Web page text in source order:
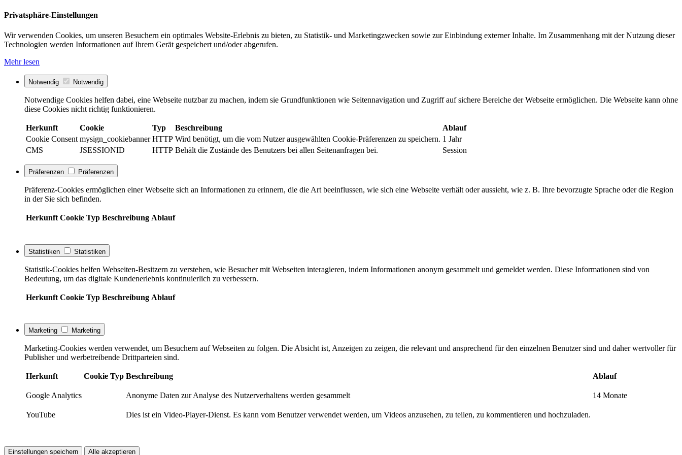
Privatsphäre-Einstellungen
Wir verwenden Cookies, um unseren Besuchern ein optimales Website-Erlebnis zu bieten, zu Statistik- und Marketingzwecken sowie zur Einbindung externer Inhalte. Im Zusammenhang mit der Nutzung dieser
Technologien werden Informationen auf Ihrem Gerät gespeichert und/oder abgerufen.
Mehr lesen
Notwendig Notwendig
Notwendige Cookies helfen dabei, eine Webseite nutzbar zu machen, indem sie Grundfunktionen wie Seitennavigation und Zugriff auf sichere Bereiche der Webseite ermöglichen. Die Webseite kann ohne
diese Cookies nicht richtig funktionieren.
Herkunft Cookie Typ Beschreibung
Ablauf
Cookie Consent mysign_cookiebanner HTTP Wird benötigt, um die vom Nutzer ausgewählten Cookie-Präferenzen zu speichern. 1 Jahr
CMS
JSESSIONID HTTP Behält die Zustände des Benutzers bei allen Seitenanfragen bei. Session
Präferenzen Präferenzen
Präferenz-Cookies ermöglichen einer Webseite sich an Informationen zu erinnern, die die Art beeinflussen, wie sich eine Webseite verhält oder aussieht, wie z. B. Ihre bevorzugte Sprache oder die Region
in der Sie sich befinden.
Herkunft Cookie Typ Beschreibung Ablauf
Statistiken Statistiken
Statistik-Cookies helfen Webseiten-Besitzern zu verstehen, wie Besucher mit Webseiten interagieren, indem Informationen anonym gesammelt und gemeldet werden. Diese Informationen sind von
Bedeutung, um das digitale Kundenerlebnis kontinuierlich zu verbessern.
Herkunft Cookie Typ Beschreibung Ablauf
Marketing Marketing
Marketing-Cookies werden verwendet, um Besuchern auf Webseiten zu folgen. Die Absicht ist, Anzeigen zu zeigen, die relevant und ansprechend für den einzelnen Benutzer sind und daher wertvoller für
Publisher und werbetreibende Drittparteien sind.
Herkunft Cookie Typ Beschreibung Ablauf
Google Analytics Anonyme Daten zur Analyse des Nutzerverhaltens werden gesammelt 14 Monate
YouTube Dies ist ein Video-Player-Dienst. Es kann vom Benutzer verwendet werden, um Videos anzusehen, zu teilen, zu kommentieren und hochzuladen.
Einstellungen speichern Alle akzeptieren